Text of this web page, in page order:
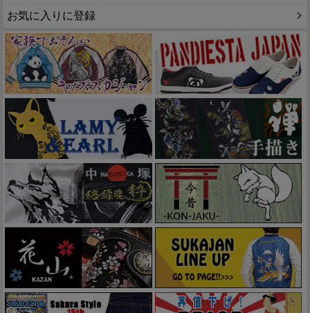
お気に入りに登録